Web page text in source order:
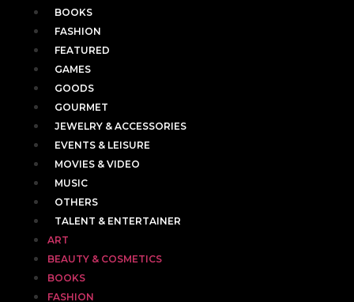
BOOKS
FASHION
FEATURED
GAMES
GOODS
GOURMET
JEWELRY & ACCESSORIES
EVENTS & LEISURE
MOVIES & VIDEO
MUSIC
OTHERS
TALENT & ENTERTAINER
ART
BEAUTY & COSMETICS
BOOKS
FASHION